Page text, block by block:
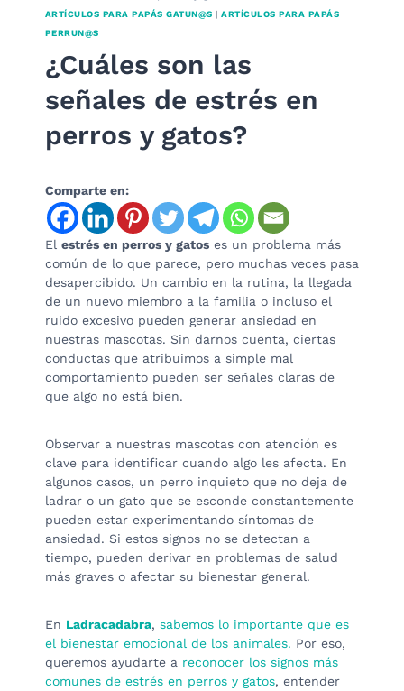
ARTÍCULOS PARA PAPÁS GATUN@S |ARTÍCULOS PARA PAPÁS
PERRUN@S
¿Cuáles son las
señales de estrés en
perros y gatos?
Comparte en:
El estrés en perros y gatos es un problema más
común de lo que parece, pero muchas veces pasa
desapercibido. Un cambio en la rutina, la llegada
de un nuevo miembro a la familia o incluso el
ruido excesivo pueden generar ansiedad en
nuestras mascotas. Sin darnos cuenta, ciertas
conductas que atribuimos a simple mal
comportamiento pueden ser señales claras de
que algo no está bien.
Observar a nuestras mascotas con atención es
clave para identificar cuando algo les afecta. En
algunos casos, un perro inquieto que no deja de
ladrar o un gato que se esconde constantemente
pueden estar experimentando síntomas de
ansiedad. Si estos signos no se detectan a
tiempo, pueden derivar en problemas de salud
más graves o afectar su bienestar general.
En Ladracadabra, sabemos lo importante que es
el bienestar emocional de los animales. Por eso,
queremos ayudarte a reconocer los signos más
comunes de estrés en perros y gatos, entender